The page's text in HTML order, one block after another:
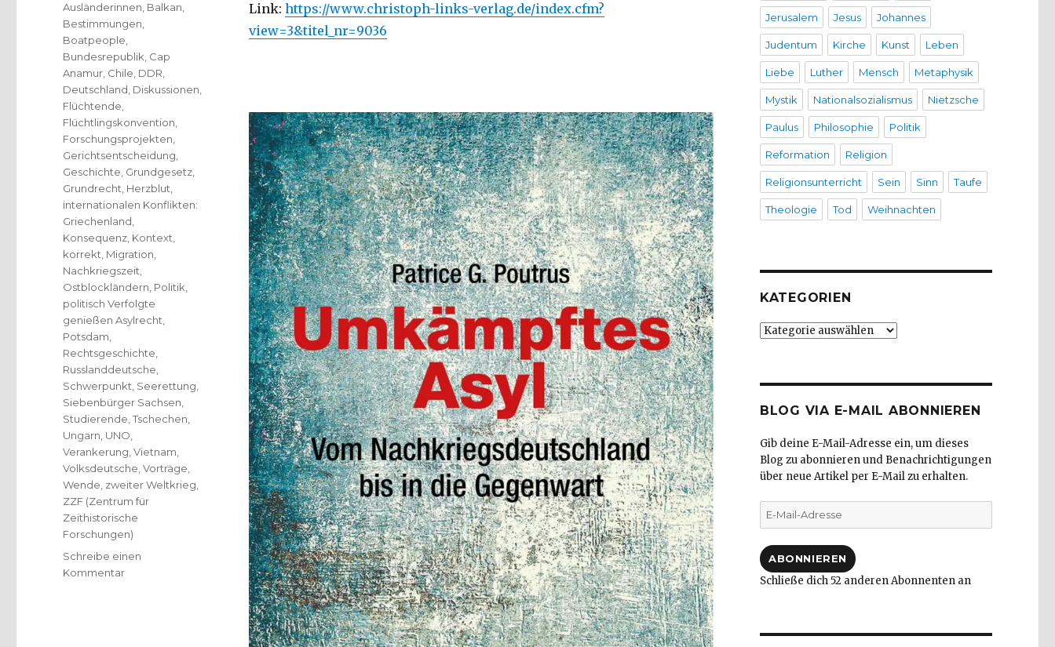
Link: https://www.christoph-links-verlag.de/index.cfm?
view=3&titel_nr=9036
Ausländerinnen Balkan
Bestimmungen
Boatpeople
Bundesrepublik Cap
Anamur Chile DDR
Deutschland Diskussionen
Flüchtende
Flüchtlingskonvention
Forschungsprojekten
Gerichtsentscheidung
Geschichte Grundgesetz
Grundrecht Herzblut
internationalen Konflikten:
Griechenland
Konsequenz Kontext
korrekt Migration
Nachkriegszeit
Ostblockländern Politik
politisch Verfolgte
genießen Asylrecht
Potsdam
Rechtsgeschichte
Russlanddeutsche
Schwerpunkt Seerettung
Siebenbürger Sachsen
Studierende ,Tschechen
Ungarn UNO
Verankerung ,Vietnam
Volksdeutsche ,Vorträge
Wende zweiter Weltkrieg
ZZF (Zentrum für
Zeithistorische
Forschungen)
Schreibe einen
Kommentarzu
Jerusalem Jesus Johannes
Judentum Kirche Kunst Leben
Liebe Luther Mensch Metaphysik
Mystik Nationalsozialismus Nietzsche
Paulus Philosophie Politik
Reformation Religion
Religionsunterricht Sein Sinn Taufe
Theologie Tod Weihnachten
KATEGORIEN
Kategorien
BLOG VIA E-MAIL ABONNIEREN
Gib deine E-Mail-Adresse ein, um dieses
Blog zu abonnieren und Benachrichtigungen
über neue Artikel per E-Mail zu erhalten.
E-
Mail-
ABONNIEREN
Schließe dich 52 anderen Abonnenten an